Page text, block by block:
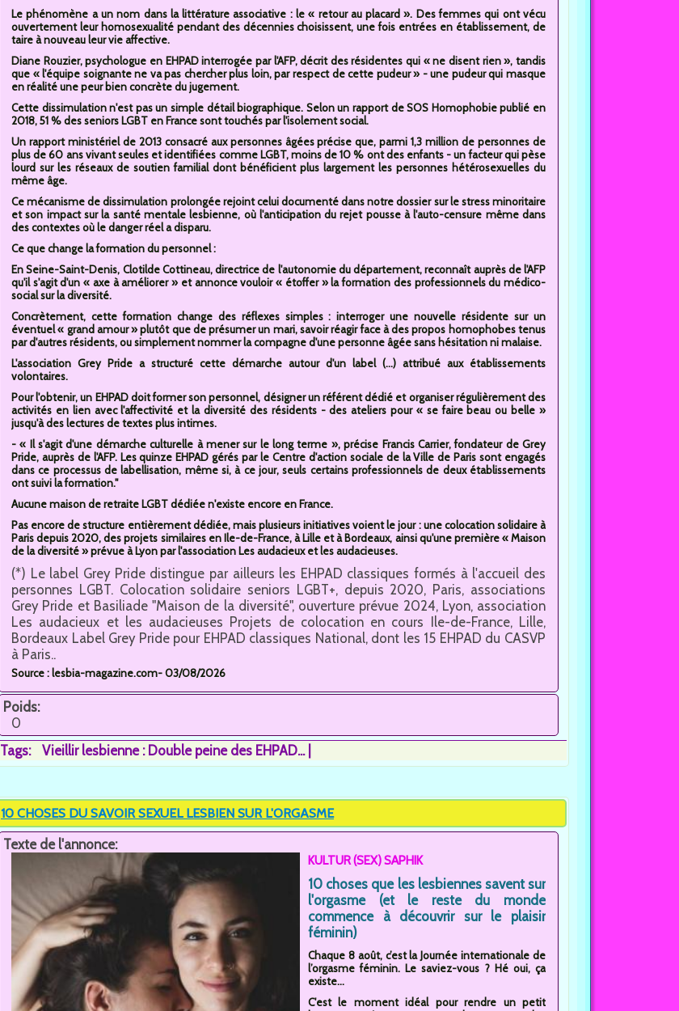
Le phénomène a un nom dans la littérature associative : le « retour au placard ». Des femmes qui ont vécu
ouvertement leur homosexualité pendant des décennies choisissent, une fois entrées en établissement, de
taire à nouveau leur vie affective.
Diane Rouzier, psychologue en EHPAD interrogée par l'AFP, décrit des résidentes qui « ne disent rien », tandis
que « l'équipe soignante ne va pas chercher plus loin, par respect de cette pudeur » - une pudeur qui masque
en réalité une peur bien concrète du jugement.
Cette dissimulation n'est pas un simple détail biographique. Selon un rapport de SOS Homophobie publié en
2018, 51 % des seniors LGBT en France sont touchés par l'isolement social.
Un rapport ministériel de 2013 consacré aux personnes âgées précise que, parmi 1,3 million de personnes de
plus de 60 ans vivant seules et identifiées comme LGBT, moins de 10 % ont des enfants - un facteur qui pèse
lourd sur les réseaux de soutien familial dont bénéficient plus largement les personnes hétérosexuelles du
même âge.
Ce mécanisme de dissimulation prolongée rejoint celui documenté dans notre dossier sur le stress minoritaire
et son impact sur la santé mentale lesbienne, où l'anticipation du rejet pousse à l'auto-censure même dans
des contextes où le danger réel a disparu.
Ce que change la formation du personnel :
En Seine-Saint-Denis, Clotilde Cottineau, directrice de l'autonomie du département, reconnaît auprès de l'AFP
qu'il s'agit d'un « axe à améliorer » et annonce vouloir « étoffer » la formation des professionnels du médico-
social sur la diversité.
Concrètement, cette formation change des réflexes simples : interroger une nouvelle résidente sur un
éventuel « grand amour » plutôt que de présumer un mari, savoir réagir face à des propos homophobes tenus
par d'autres résidents, ou simplement nommer la compagne d'une personne âgée sans hésitation ni malaise.
L'association Grey Pride a structuré cette démarche autour d'un label (...) attribué aux établissements
volontaires.
Pour l'obtenir, un EHPAD doit former son personnel, désigner un référent dédié et organiser régulièrement des
activités en lien avec l'affectivité et la diversité des résidents - des ateliers pour « se faire beau ou belle »
jusqu'à des lectures de textes plus intimes.
- « Il s'agit d'une démarche culturelle à mener sur le long terme », précise Francis Carrier, fondateur de Grey
Pride, auprès de l'AFP. Les quinze EHPAD gérés par le Centre d'action sociale de la Ville de Paris sont engagés
dans ce processus de labellisation, même si, à ce jour, seuls certains professionnels de deux établissements
ont suivi la formation."
Aucune maison de retraite LGBT dédiée n'existe encore en France.
Pas encore de structure entièrement dédiée, mais plusieurs initiatives voient le jour : une colocation solidaire à
Paris depuis 2020, des projets similaires en Ile-de-France, à Lille et à Bordeaux, ainsi qu'une première « Maison
de la diversité » prévue à Lyon par l'association Les audacieux et les audacieuses.
(*) Le label Grey Pride distingue par ailleurs les EHPAD classiques formés à l'accueil des
personnes LGBT. Colocation solidaire seniors LGBT+, depuis 2020, Paris, associations
Grey Pride et Basiliade "Maison de la diversité", ouverture prévue 2024, Lyon, association
Les audacieux et les audacieuses Projets de colocation en cours Ile-de-France, Lille,
Bordeaux Label Grey Pride pour EHPAD classiques National, dont les 15 EHPAD du CASVP
à Paris..
Source : lesbia-magazine.com- 03/08/2026
Poids:
0
Tags:
Vieillir lesbienne : Double peine des EHPAD...
10 CHOSES DU SAVOIR SEXUEL LESBIEN SUR L'ORGASME
Texte de l'annonce:
KULTUR (SEX) SAPHIK
10 choses que les lesbiennes savent sur
l'orgasme (et le reste du monde
commence à découvrir sur le plaisir
féminin)
Chaque 8 août, c’est la Journée internationale de
l’orgasme féminin. Le saviez-vous ? Hé oui, ça
existe...
C'est le moment idéal pour rendre un petit